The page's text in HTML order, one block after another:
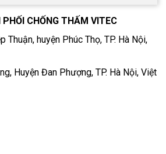
CHỐNG THẤM VITEC
Thuận, huyện Phúc Thọ, TP. Hà Nội,
Huyện Đan Phượng, TP. Hà Nội, Việt